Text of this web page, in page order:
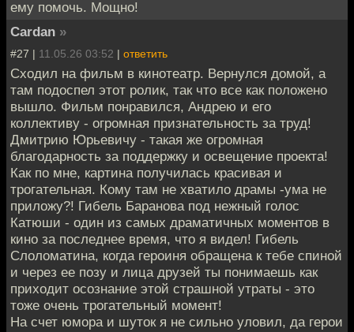
ему помочь. Мощно!
Cardan »
#27 | 11.05.26 03:52 | ответить
Сходил на фильм в кинотеатр. Вернулся домой, а
там подоспел этот ролик, так что все как положено
вышло. Фильм понравился, Андрею и его
коллективу - огромная признательность за труд!
Дмитрию Юрьевичу - такая же огромная
благодарность за поддержку и освещение проекта!
Как по мне, картина получилась красивая и
трогательная. Кому там не хватило драмы -ума не
приложу?! Гибель Баранова под нежный голос
Катюши - один из самых драматичных моментов в
кино за последнее время, что я видел! Гибель
Слоломатина, когда героиня обращена к тебе спиной
и через ее позу и лица друзей ты понимаешь как
приходит осознание этой страшной утраты - это
тоже очень трогательный момент!
На счет юмора и шуток я не сильно уловил, да герои